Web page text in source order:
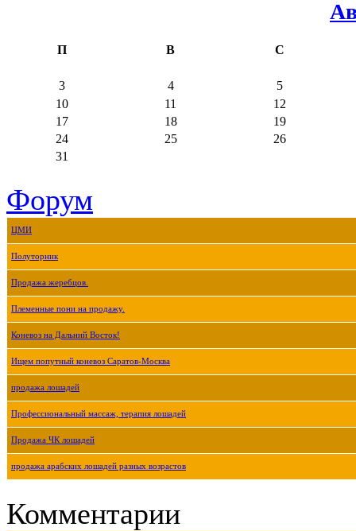
П В С
3 4
5
10
11
12
17
18
19
24
25
26
31
Форум
ЦМИ
Полуторник
Продажа жеребцов.
Племенные пони на продажу.
Коневоз на Дальний Восток!
Ищем попутный коневоз Саратов-Москва
продажа лошадей
Профессиональный массаж, терапия лошадей
Продажа ЧК лошадей
продажа арабских лошадей разных возрастов
Комментарии